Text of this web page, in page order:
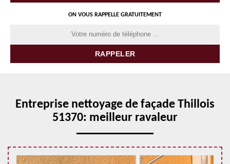
ON VOUS RAPPELLE GRATUITEMENT
Entreprise nettoyage de façade Thillois
51370: meilleur ravaleur